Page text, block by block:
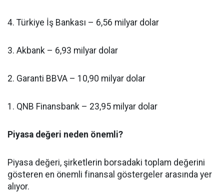
4. Türkiye İş Bankası – 6,56 milyar dolar
3. Akbank – 6,93 milyar dolar
2. Garanti BBVA – 10,90 milyar dolar
1. QNB Finansbank – 23,95 milyar dolar
Piyasa değeri neden önemli?
Piyasa değeri, şirketlerin borsadaki toplam değerini
gösteren en önemli finansal göstergeler arasında yer
alıyor.